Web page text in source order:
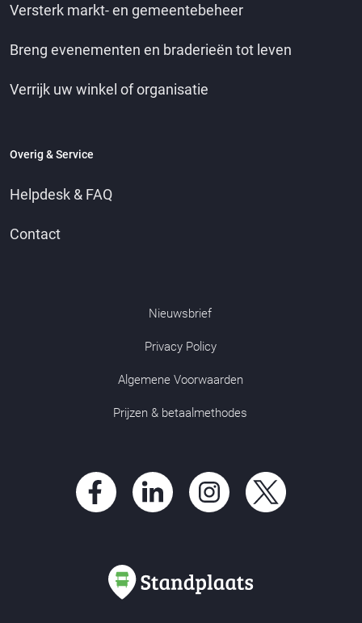
Versterk markt- en gemeentebeheer
Breng evenementen en braderieën tot leven
Verrijk uw winkel of organisatie
Overig & Service
Helpdesk & FAQ
Contact
Nieuwsbrief
Privacy Policy
Algemene Voorwaarden
Prijzen & betaalmethodes